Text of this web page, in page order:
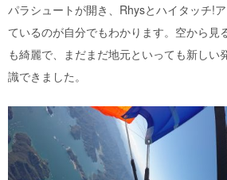
パラシュートが開き、Rhysとハイタッチ!
ているのが自分でもわかります。空から見
も綺麗で、まだまだ地元といっても新しい
識できました。